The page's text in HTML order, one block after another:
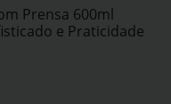
Prensa 600ml
e Praticidade